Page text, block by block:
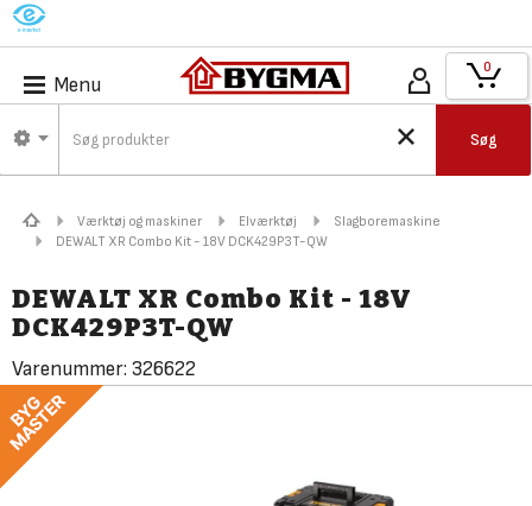
M
Menu
Søg
0
Værktøj og maskiner Elværktøj
Slagboremaskine
DEWALT XR Combo Kit - 18V DCK429P3T-QW
DEWALT XR Combo Kit - 18V
DCK429P3T-QW
Varenummer: 326622